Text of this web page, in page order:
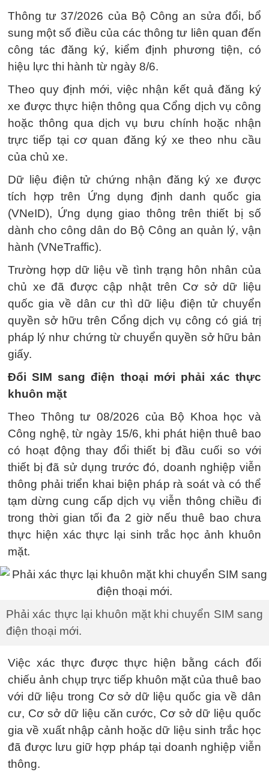
Thông tư 37/2026 của Bộ Công an sửa đổi, bổ
sung một số điều của các thông tư liên quan đến
công tác đăng ký, kiểm định phương tiện, có
hiệu lực thi hành từ ngày 8/6.
Theo quy định mới, việc nhận kết quả đăng ký
xe được thực hiện thông qua Cổng dịch vụ công
hoặc thông qua dịch vụ bưu chính hoặc nhận
trực tiếp tại cơ quan đăng ký xe theo nhu cầu
của chủ xe.
Dữ liệu điện tử chứng nhận đăng ký xe được
tích hợp trên Ứng dụng định danh quốc gia
(VNeID), Ứng dụng giao thông trên thiết bị số
dành cho công dân do Bộ Công an quản lý, vận
hành (VNeTraffic).
Trường hợp dữ liệu về tình trạng hôn nhân của
chủ xe đã được cập nhật trên Cơ sở dữ liệu
quốc gia về dân cư thì dữ liệu điện tử chuyển
quyền sở hữu trên Cổng dịch vụ công có giá trị
pháp lý như chứng từ chuyển quyền sở hữu bản
giấy.
Đổi SIM sang điện thoại mới phải xác thực
khuôn mặt
Theo Thông tư 08/2026 của Bộ Khoa học và
Công nghệ, từ ngày 15/6, khi phát hiện thuê bao
có hoạt động thay đổi thiết bị đầu cuối so với
thiết bị đã sử dụng trước đó, doanh nghiệp viễn
thông phải triển khai biện pháp rà soát và có thể
tạm dừng cung cấp dịch vụ viễn thông chiều đi
trong thời gian tối đa 2 giờ nếu thuê bao chưa
thực hiện xác thực lại sinh trắc học ảnh khuôn
mặt.
Phải xác thực lại khuôn mặt khi chuyển SIM sang
điện thoại mới.
Việc xác thực được thực hiện bằng cách đối
chiếu ảnh chụp trực tiếp khuôn mặt của thuê bao
với dữ liệu trong Cơ sở dữ liệu quốc gia về dân
cư, Cơ sở dữ liệu căn cước, Cơ sở dữ liệu quốc
gia về xuất nhập cảnh hoặc dữ liệu sinh trắc học
đã được lưu giữ hợp pháp tại doanh nghiệp viễn
thông.